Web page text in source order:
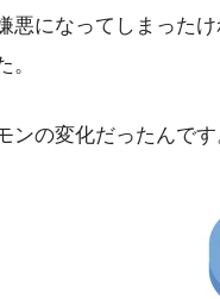
悪になってしまった
。
ンの変化だったんで